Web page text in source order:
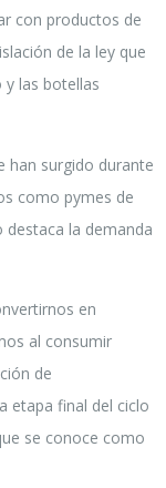
con productos de
de la ley que
y las botellas
han surgido durante
como pymes de
destaca la demanda
en
al consumir
de
etapa final del ciclo
se conoce como